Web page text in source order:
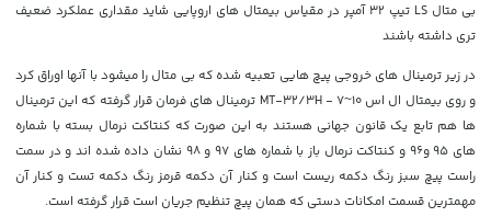
بی متال LS تیپ 32 آمپر در مقیاس بیمتال های اروپایی شاید مقداری عملکرد ضعیف
تری داشته باشند
در زیر ترمینال های خروجی پیچ هایی تعبیه شده که بی متال را میشود با آنها اوراق کرد
و روی بیمتال ال اس MT-32/3H - 7~10​ ترمینال های فرمان قرار گرفته که این ترمینال
ها هم تابع یک قانون جهانی هستند به این صورت که کنتاکت نرمال بسته با شماره
های 95 و96 و کنتاکت نرمال باز با شماره های 97 و 98 نشان داده شده اند و در سمت
راست پیچ سبز رنگ دکمه ریست است و کنار آن دکمه قرمز رنگ دکمه تست و کنار آن
مهمترین قسمت امکانات دستی که همان پیچ تنظیم جریان است قرار گرفته است.